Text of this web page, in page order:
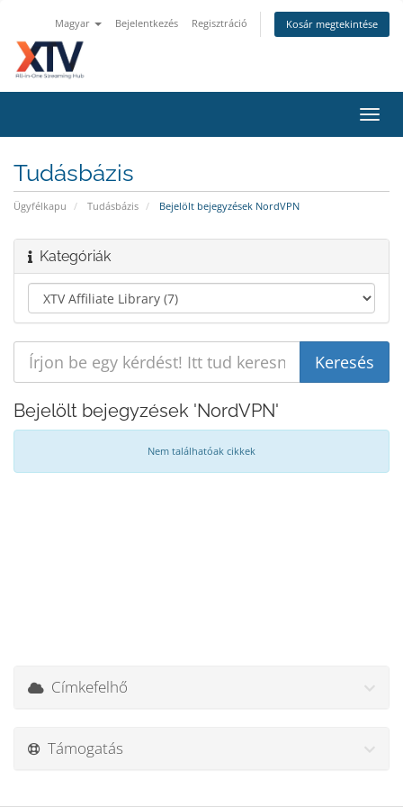
Magyar Bejelentkezés Regisztráció Kosár megtekintése
a
Tudásbázis
Ügyfélkapu Tudásbázis Bejelölt bejegyzések NordVPN
Kategóriák
Bejelölt bejegyzések 'NordVPN'
Nem találhatóak cikkek
Címkefelhő
Támogatás